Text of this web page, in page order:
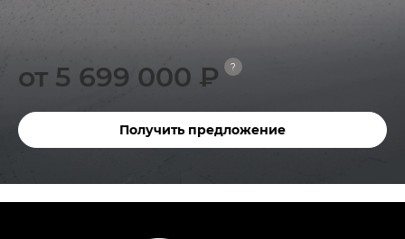
от 5 699 000 ₽ ?
Получить предложение